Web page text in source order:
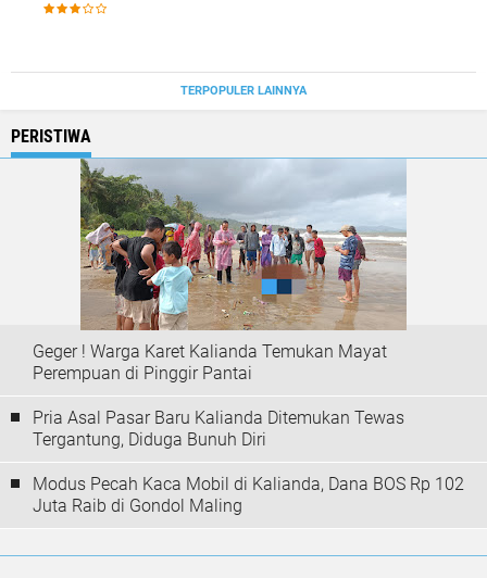
TERPOPULER LAINNYA
PERISTIWA
Geger ! Warga Karet Kalianda Temukan Mayat
Perempuan di Pinggir Pantai
Pria Asal Pasar Baru Kalianda Ditemukan Tewas
Tergantung, Diduga Bunuh Diri
Modus Pecah Kaca Mobil di Kalianda, Dana BOS Rp 102
Juta Raib di Gondol Maling